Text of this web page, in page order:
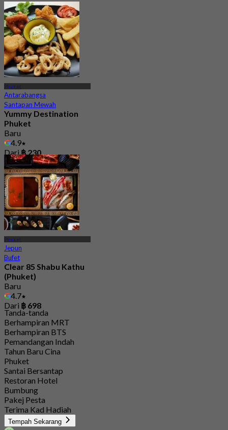
Phuket
Antarabangsa
Santapan Mewah
Yummy Destination
Phuket
Baru
4.9
Dari ฿ 230
Phuket
Jepun
Bufet
Clear 85 Shabu Kathu
(Phuket)
Baru
4.7
Dari ฿ 698
Tanda-tanda
Berhampiran MRT
Berhampiran BTS
Pemandangan Indah
Tahun Baru Cina
Phuket
Santai Bersantap
Restoran Hotel
Bumbung
Pakej Pesta
Terima Kad Hadiah
Tempah Sekarang